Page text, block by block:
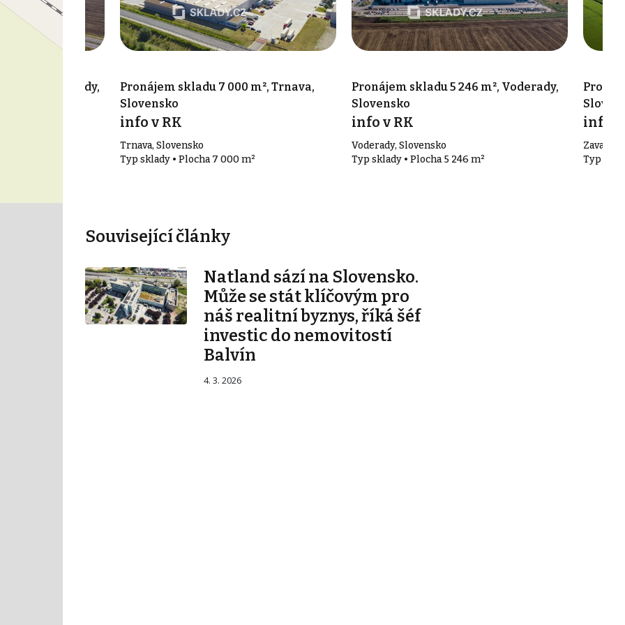
m², Voderady,
Pronájem skladu 7 000 m², Trnava,
Slovensko
info v RK
Trnava, Slovensko
Typ sklady • Plocha 7 000 m²
Pronájem skladu 5 246 m², Voderady,
Slovensko
info v RK
Voderady, Slovensko
Typ sklady • Plocha 5 246 m²
info v
Zavar,
Typ
Související články
Natland sází na Slovensko.
Může se stát klíčovým pro
náš realitní byznys, říká šéf
investic do nemovitostí
Balvín
4. 3. 2026